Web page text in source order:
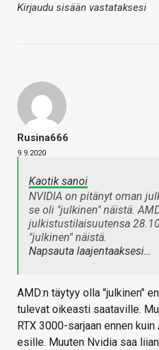
Kirjaudu sisään vastataksesi
Rusina666
9.9.2020
Kaotik sanoi
NVIDIA on pitänyt oman
se oli "julkinen" näistä.
julkistustilaisuutensa
"julkinen" näistä.
Napsauta laajentaaksesi…
AMD:n täytyy olla "julkinen"
tulevat oikeasti saataville.
RTX 3000-sarjaan ennen
esille. Muuten Nvidia saa